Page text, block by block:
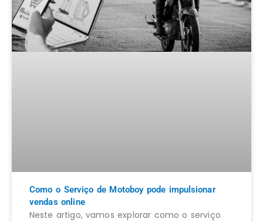
Como o Serviço de Motoboy pode impulsionar
vendas online
Neste artigo, vamos explorar como o serviço